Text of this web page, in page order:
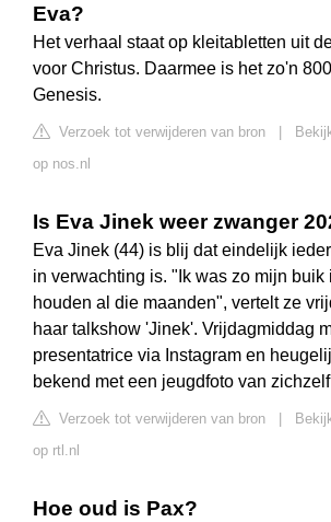
Eva?
Het verhaal staat op kleitabletten uit
voor Christus. Daarmee is het zo'n
Genesis.
Verzoek tot verwijderen van bron
op nos.nl
Is Eva Jinek weer zwanger
Eva Jinek (44) is blij dat eindelijk
in verwachting is. "Ik was zo mijn buik
houden al die maanden", vertelt ze
haar talkshow 'Jinek'. Vrijdagmiddag
presentatrice via Instagram en
bekend met een jeugdfoto van
Verzoek tot verwijderen van bron
op rtl.nl
Hoe oud is Pax?